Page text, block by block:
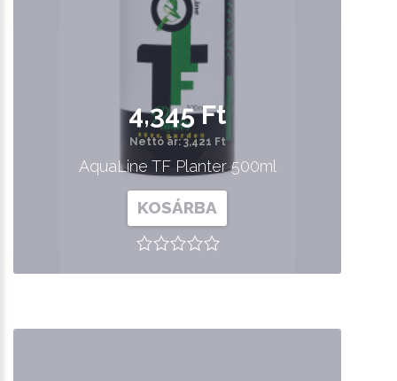
4,345 Ft
Nettó ár: 3,421 Ft
AquaLine TF Planter 500ml
KOSÁRBA